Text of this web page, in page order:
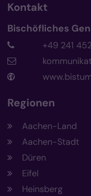
Kontakt
Bischöfliches
+49 241
Regionen
Aachen-Land
Aachen-Stadt
Düren
Eifel
Heinsberg